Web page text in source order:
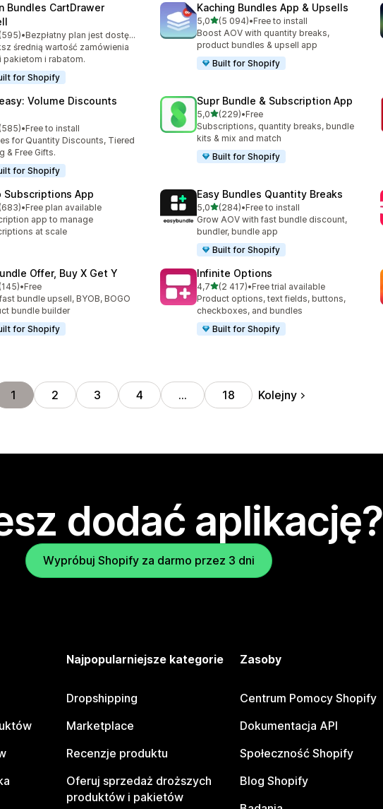
Bundles CartDrawer
5 gwiazdek
liczba recenzji: 595
•
Bezpłatny plan jest dostępny
średnią wartość zamówienia
pakietom i rabatom.
for Shopify
Kaching Bundles App & Upsells
5,0na 5 gwiazdek
(5 094)
Łączna liczba recenzji: 5094
•Free to install
Boost AOV with quantity breaks,
product bundles & upsell app
Built for Shopify
Volume Discounts
5 gwiazdek
liczba recenzji: 585
•Free to install
for Quantity Discounts, Tiered
& Free Gifts.
for Shopify
Supr Bundle & Subscription App
5,0na 5 gwiazdek
(229)
Łączna liczba recenzji: 229
•Free
Subscriptions, quantity breaks, bundle
kits & mix and match
Built for Shopify
Subscriptions App
5 gwiazdek
liczba recenzji: 683
•Free plan available
app to manage
at scale
Easy Bundles Quantity Breaks
5,0na 5 gwiazdek
(284)
Łączna liczba recenzji: 284
•Free to install
Grow AOV with fast bundle discount,
bundler, bundle app
Built for Shopify
Offer, Buy X Get Y
5 gwiazdek
liczba recenzji: 145
•Free
bundle upsell, BYOB, BOGO
bundle builder
for Shopify
Infinite Options
4,7na 5 gwiazdek
(2 417)
Łączna liczba recenzji: 2417
•Free trial available
Product options, text fields, buttons,
checkboxes, and bundles
Built for Shopify
1 2 3 4 … 18 Kolejny
dodać aplikację?
Wypróbuj Shopify za darmo przez 3 dni
Najpopularniejsze kategorie
Dropshipping
Marketplace
Recenzje produktu
Oferuj sprzedaż droższych
produktów i pakietów
Zasoby
Centrum Pomocy Shopify
Dokumentacja API
Społeczność Shopify
Blog Shopify